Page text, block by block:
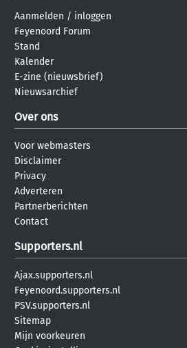
Aanmelden / inloggen
Feyenoord Forum
Stand
Kalender
E-zine (nieuwsbrief)
Nieuwsarchief
Over ons
Voor webmasters
Disclaimer
Privacy
Adverteren
Partnerberichten
Contact
Supporters.nl
Ajax.supporters.nl
Feyenoord.supporters.nl
PSV.supporters.nl
Sitemap
Mijn voorkeuren